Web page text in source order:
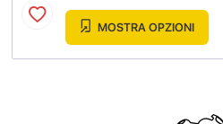
MOSTRA OPZIONI